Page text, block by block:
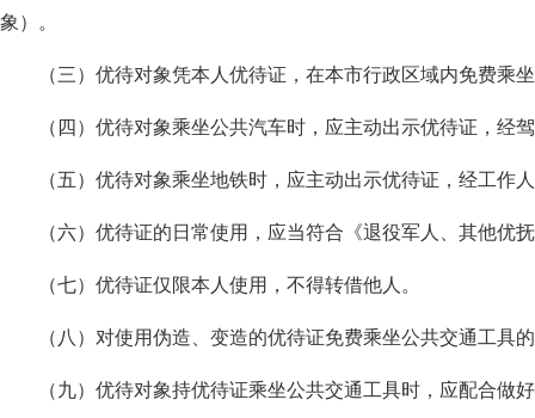
象）。
（三）优待对象凭本人优待证，在本市行政区域内免费乘
（四）优待对象乘坐公共汽车时，应主动出示优待证，经
（五）优待对象乘坐地铁时，应主动出示优待证，经工
（六）优待证的日常使用，应当符合《退役军人、其他优
（七）优待证仅限本人使用，不得转借他人。
（八）对使用伪造、变造的优待证免费乘坐公共交通工具
（九）优待对象持优待证乘坐公共交通工具时，应配合做